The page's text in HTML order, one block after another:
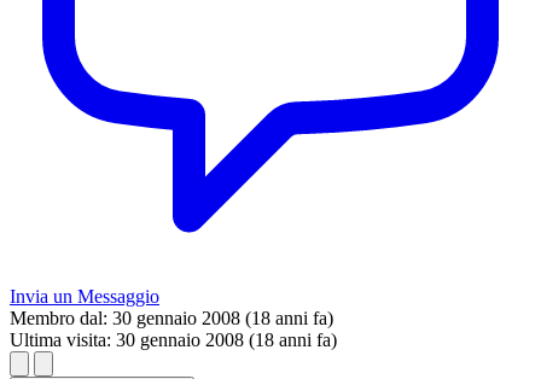
Invia un Messaggio
Membro dal: 30 gennaio 2008 (18 anni fa)
Ultima visita: 30 gennaio 2008 (18 anni fa)